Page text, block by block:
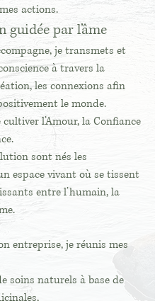
actions.
guidée par l’âme
je transmets et
à travers la
les connexions afin
le monde.
cultiver l’Amour, la Confiance
sont nés les
espace vivant où se tissent
entre l’humain, la
entreprise, je réunis mes
soins naturels à base de